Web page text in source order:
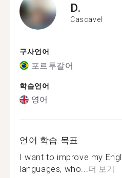
D.
Cascavel
구사언어
포르투갈어
학습언어
영어
언어 학습 목표
I want to improve my
languages, who...더 보기